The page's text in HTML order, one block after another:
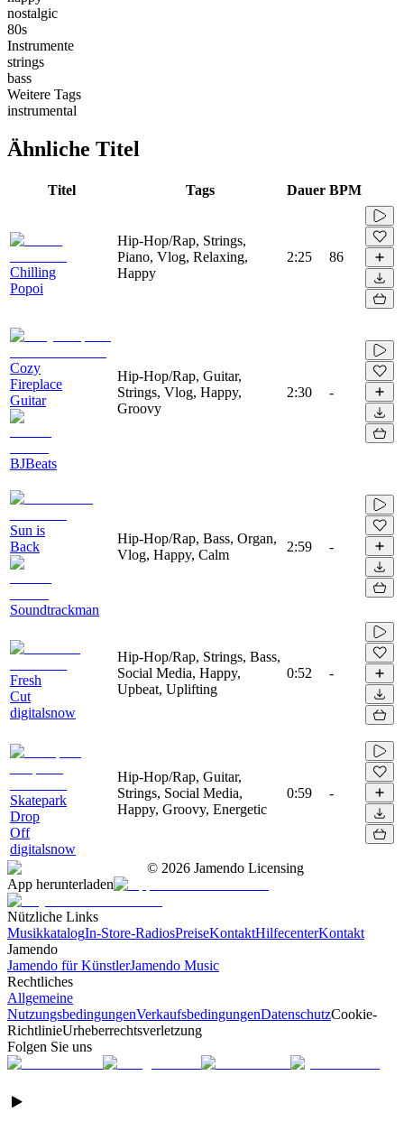
nostalgic
80s
Instrumente
strings
bass
Weitere Tags
instrumental
Ähnliche Titel
Titel Tags Dauer BPM
Chilling
Popoi
Hip-Hop/Rap, Strings,
Piano, Vlog, Relaxing,
Happy
2:25 86
Cozy
Fireplace
Guitar
BJBeats
Hip-Hop/Rap, Guitar,
Strings, Vlog, Happy,
Groovy
2:30 -
Sun is
Back
Soundtrackman
Hip-Hop/Rap, Bass, Organ,
Vlog, Happy, Calm
2:59 -
Fresh
Cut
digitalsnow
Hip-Hop/Rap, Strings, Bass,
Social Media, Happy,
Upbeat, Uplifting
0:52 -
Skatepark
Drop
Off
digitalsnow
Hip-Hop/Rap, Guitar,
Strings, Social Media,
Happy, Groovy, Energetic
0:59 -
© 2026 Jamendo Licensing
App herunterladen
Nützliche Links
MusikkatalogIn-Store-RadiosPreiseKontaktHilfecenterKontakt
Jamendo
Jamendo für KünstlerJamendo Music
Rechtliches
Allgemeine
NutzungsbedingungenVerkaufsbedingungenDatenschutzCookie-
RichtlinieUrheberrechtsverletzung
Folgen Sie uns